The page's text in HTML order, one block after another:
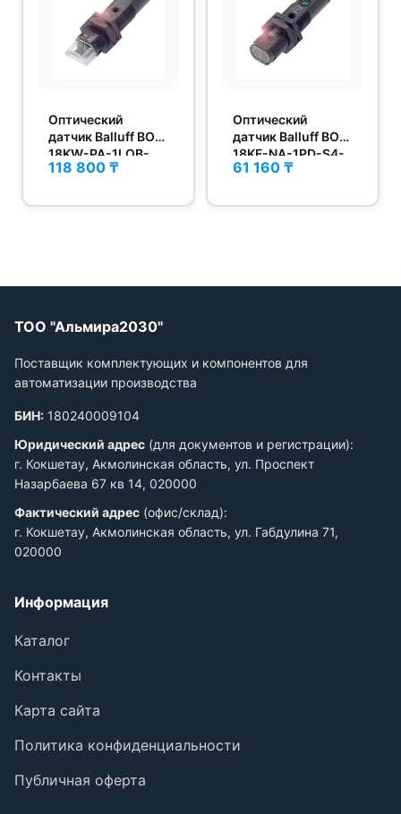
Оптический
датчик Balluff BOS
18KW-PA-1LOB-
S4-C
118 800 ₸
Оптический
датчик Balluff BOS
18KF-NA-1PD-S4-
C
61 160 ₸
ТОО "Альмира2030"
Поставщик комплектующих и компонентов для
автоматизации производства
БИН: 180240009104
Юридический адрес (для документов и регистрации):
г. Кокшетау, Акмолинская область, ул. Проспект
Назарбаева 67 кв 14, 020000
Фактический адрес (офис/склад):
г. Кокшетау, Акмолинская область, ул. Габдулина 71,
020000
Информация
Каталог
Контакты
Карта сайта
Политика конфиденциальности
Публичная оферта